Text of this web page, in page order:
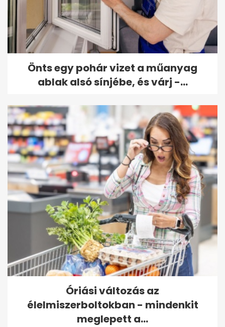
Önts egy pohár vizet a műanyag
ablak alsó sínjébe, és várj -...
Óriási változás az
élelmiszerboltokban - mindenkit
meglepett a...